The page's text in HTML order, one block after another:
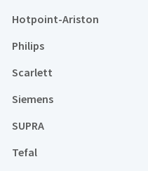
Hotpoint-Ariston
Philips
Scarlett
Siemens
SUPRA
Tefal